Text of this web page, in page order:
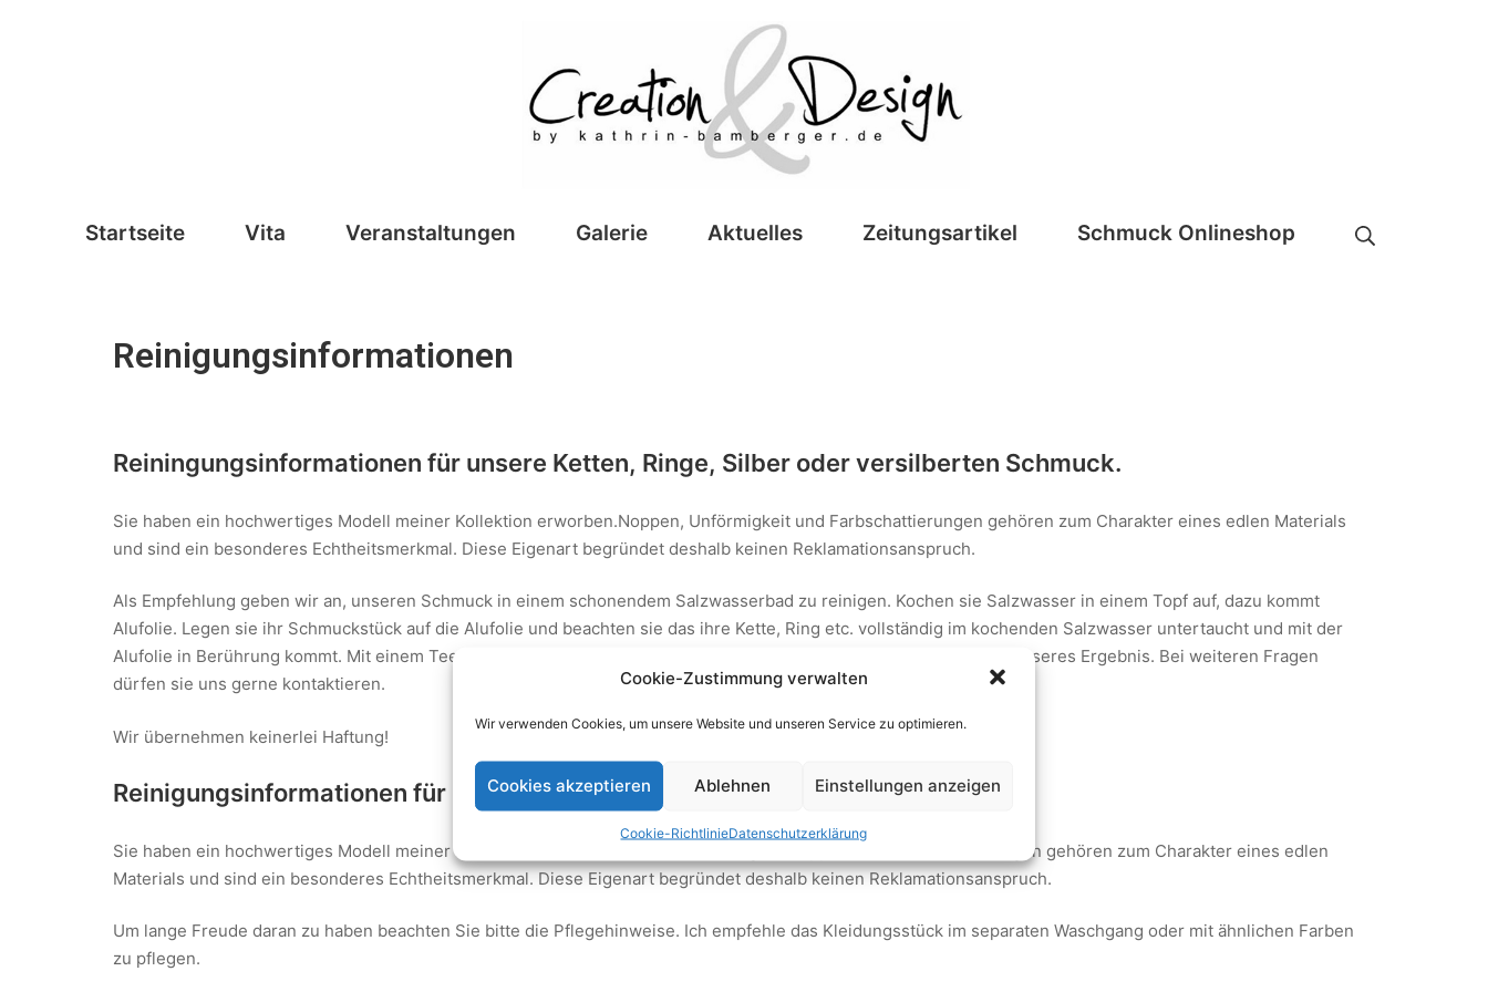
Cookie-Zustimmung verwalten
Wir verwenden Cookies, um unsere Website und unseren Service zu optimieren.
Cookies akzeptieren Ablehnen Einstellungen anzeigen
Cookie-RichtlinieDatenschutzerklärung
Startseite Vita Veranstaltungen Galerie Aktuelles Zeitungsartikel Schmuck Onlineshop
Reinigungsinformationen
Reiningungsinformationen für unsere Ketten, Ringe, Silber oder versilberten Schmuck.
Sie haben ein hochwertiges Modell meiner Kollektion erworben.Noppen, Unförmigkeit und Farbschattierungen gehören zum Charakter eines edlen Materials
und sind ein besonderes Echtheitsmerkmal. Diese Eigenart begründet deshalb keinen Reklamationsanspruch.
Als Empfehlung geben wir an, unseren Schmuck in einem schonendem Salzwasserbad zu reinigen. Kochen sie Salzwasser in einem Topf auf, dazu kommt
Alufolie. Legen sie ihr Schmuckstück auf die Alufolie und beachten sie das ihre Kette, Ring etc. vollständig im kochenden Salzwasser untertaucht und mit der
Alufolie in Berührung kommt. Mit einem Teelöfel Backpulver unterstützen sie die Reaktion noch und erfahren ein besseres Ergebnis. Bei weiteren Fragen
dürfen sie uns gerne kontaktieren.
Wir übernehmen keinerlei Haftung!
Reinigungsinformationen für Schals, Tücher, Jacken, sowie Mützen und Hüte.
Sie haben ein hochwertiges Modell meiner Kollektion erworben. Fadenverdickungen, Noppen und Farbschattierungen gehören zum Charakter eines edlen
Materials und sind ein besonderes Echtheitsmerkmal. Diese Eigenart begründet deshalb keinen Reklamationsanspruch.
Um lange Freude daran zu haben beachten Sie bitte die Pflegehinweise. Ich empfehle das Kleidungsstück im separaten Waschgang oder mit ähnlichen Farben
zu pflegen.